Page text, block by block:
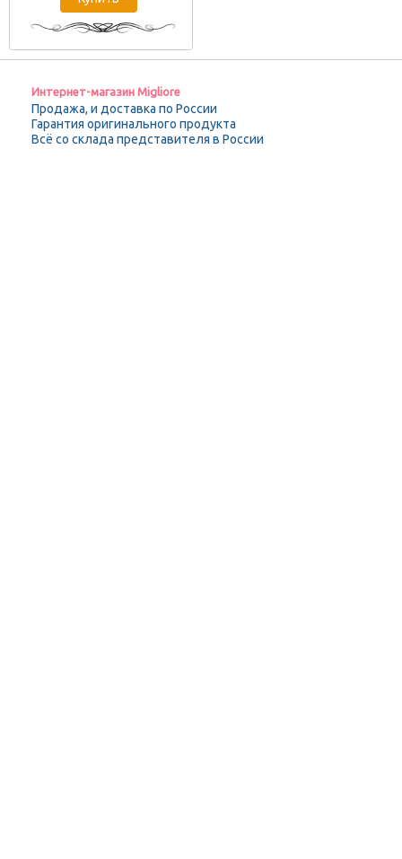
Интернет-магазин Migliore
Продажа, и доставка по России
Гарантия оригинального продукта
Всё со склада представителя в России